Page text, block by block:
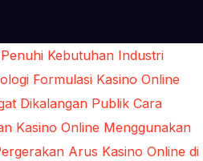
Kebutuhan Industri
Formulasi Kasino Online
Dikalangan Publik Cara
Kasino Online Menggunakan
Arus Kasino Online di